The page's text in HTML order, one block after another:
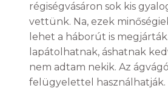
régiségvásáron sok kis
vettünk. Na, ezek
lehet a háborút is
lapátolhatnak, áshatnak
nem adtam nekik. Az
felügyelettel használhatják.